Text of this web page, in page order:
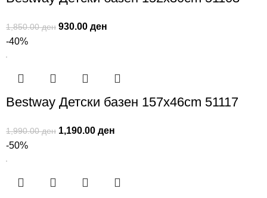
1,850.00ден 930.00ден
-40%
Bestway Детски базен 157x46cm 51117
1,990.00ден 1,190.00ден
-50%